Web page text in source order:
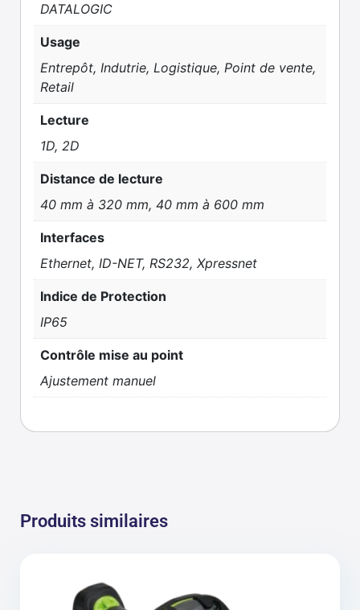
DATALOGIC
Usage
Entrepôt, Indutrie, Logistique, Point de vente,
Retail
Lecture
1D, 2D
Distance de lecture
40 mm à 320 mm, 40 mm à 600 mm
Interfaces
Ethernet, ID-NET, RS232, Xpressnet
Indice de Protection
IP65
Contrôle mise au point
Ajustement manuel
Produits similaires